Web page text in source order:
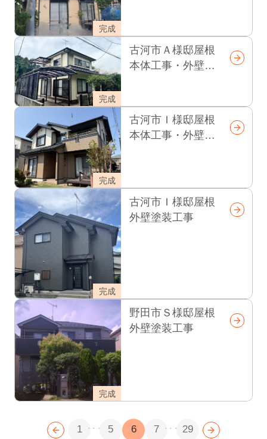
完成
完成
古河市Ａ様邸屋根
本体工事・外壁塗
完成
古河市Ｉ様邸屋根
本体工事・外壁塗
完成
古河市Ｉ様邸屋根
外壁塗装工事
完成
野田市Ｓ様邸屋根
外壁塗装工事
1 ... 5 6 7 ... 29